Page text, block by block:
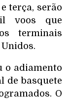
terça, serão
voos que
terminais
o adiamento
de basquete
O